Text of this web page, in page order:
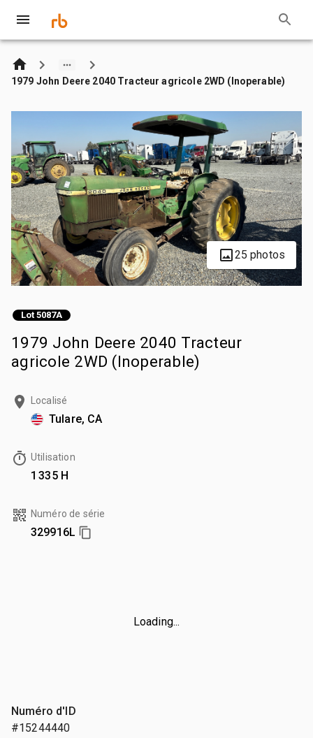
1979 John Deere 2040 Tracteur agricole 2WD (Inoperable)
25 photos
Lot 5087A
1979 John Deere 2040 Tracteur
agricole 2WD (Inoperable)
Localisé
Tulare, CA
Utilisation
1 335 H
Numéro de série
329916L
Loading...
Numéro d'ID
#15244440